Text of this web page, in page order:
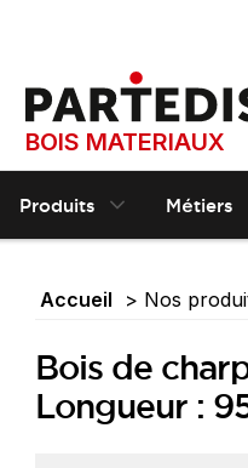
BOIS MATERIAUX
Produits Métiers
Accueil Nos
Bois de
Longueur :